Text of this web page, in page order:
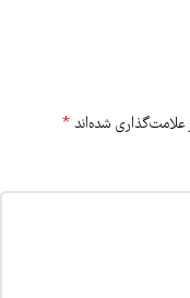
شده‌اند *